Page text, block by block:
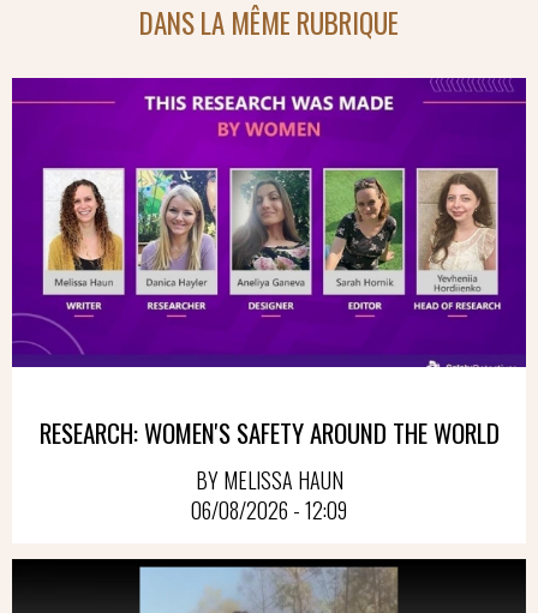
DANS LA MÊME RUBRIQUE
RESEARCH: WOMEN'S SAFETY AROUND THE WORLD
BY MELISSA HAUN
06/08/2026 - 12:09